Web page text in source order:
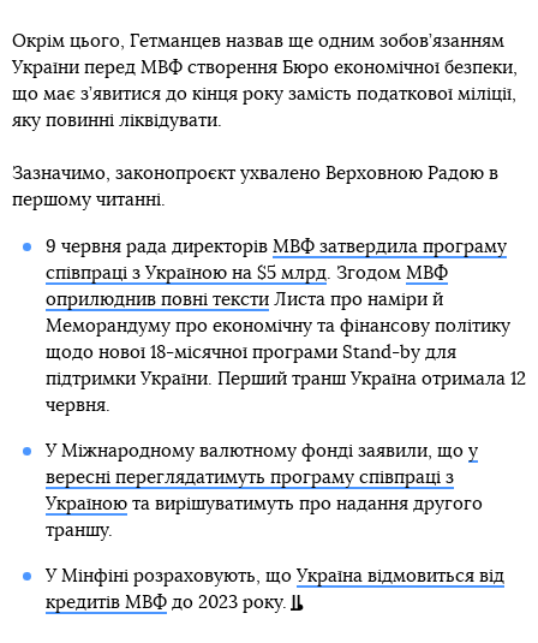
Окрім цього, Гетманцев назвав ще одним зобов’язанням
України перед МВФ створення Бюро економічної безпеки,
що має з’явитися до кінця року замість податкової міліції,
яку повинні ліквідувати.
Зазначимо, законопроєкт ухвалено Верховною Радою в
першому читанні.
9 червня рада директорів МВФ затвердила програму
співпраці з Україною на $5 млрд. Згодом МВФ
оприлюднив повні текстиЛиста про наміри й
Меморандуму про економічну та фінансову політику
щодо нової 18-місячної програми Stand-by для
підтримки України. Перший транш Україна отримала 12
червня.
У Міжнародному валютному фонді заявили, що у
вересні переглядатимуть програму співпраці з
Україноюта вирішуватимуть про надання другого
траншу.
У Мінфіні розраховують, що Україна відмовиться від
кредитів МВФдо 2023 року.